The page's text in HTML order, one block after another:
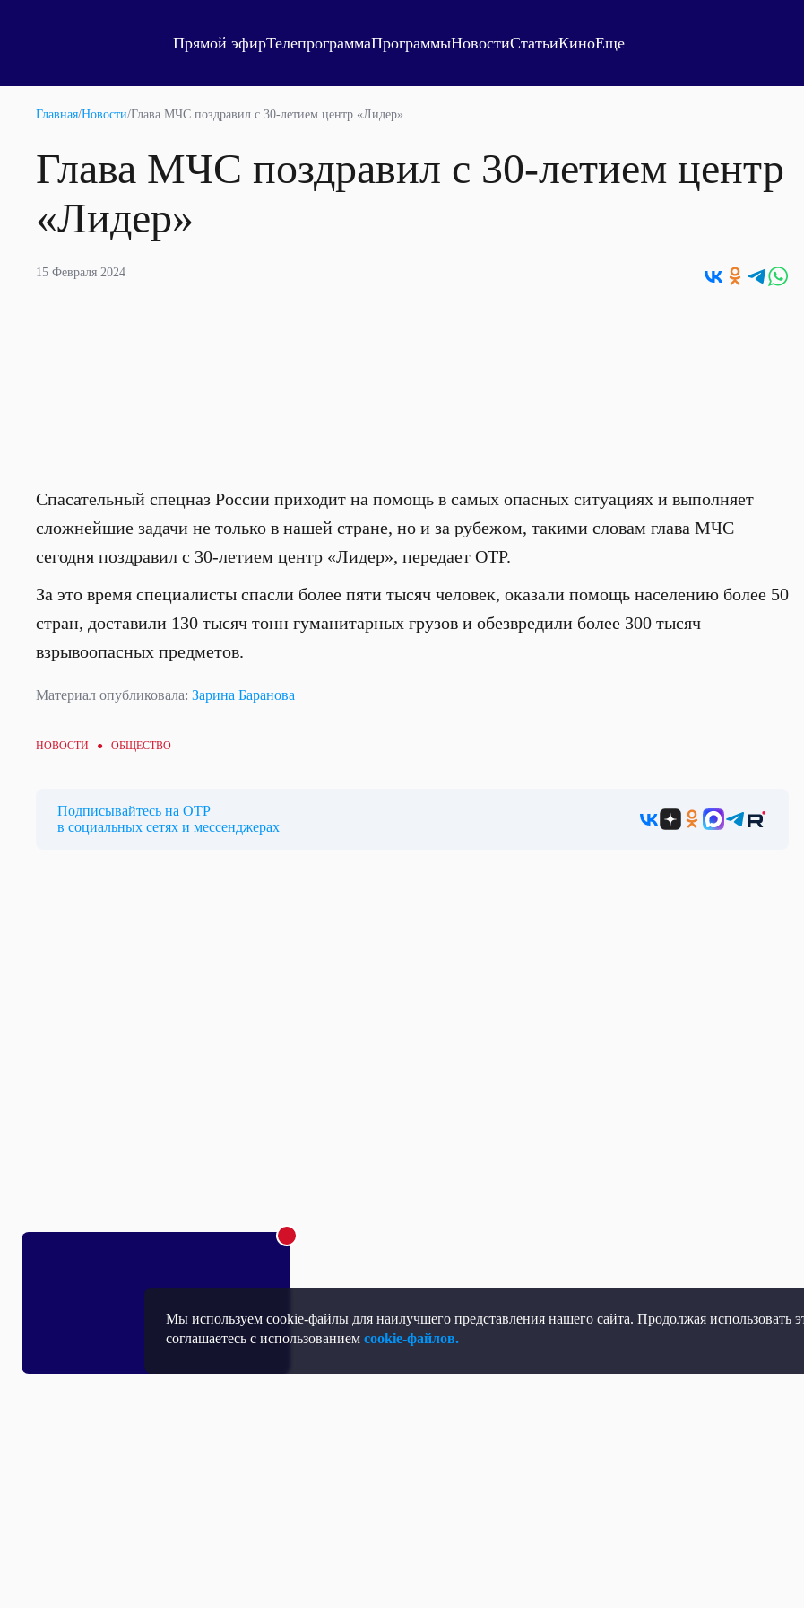
Мы используем cookie-файлы для наилучшего представления нашего сайта. Продолжая использовать
соглашаетесь с использованиемcookie-файлов.
Прямой эфирТелепрограммаПрограммыНовостиСтатьиКиноЕще
Главная/Новости/Глава МЧС поздравил с 30-летием центр «Лидер»
Глава МЧС поздравил с 30-летием центр
«Лидер»
15 Февраля 2024
Спасательный спецназ России приходит на помощь в самых опасных ситуациях и выполняет
сложнейшие задачи не только в нашей стране, но и за рубежом, такими словам глава МЧС
сегодня поздравил с 30-летием центр «Лидер», передает ОТР.
За это время специалисты спасли более пяти тысяч человек, оказали помощь населению более 50
стран, доставили 130 тысяч тонн гуманитарных грузов и обезвредили более 300 тысяч
взрывоопасных предметов.
Материал опубликовала: Зарина Баранова
НОВОСТИ ● ОБЩЕСТВО
Подписывайтесь на ОТР
в социальных сетях и мессенджерах